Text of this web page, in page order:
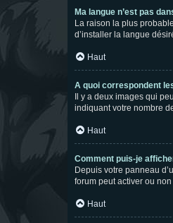
Ma langue n’est pas
La raison la plus
d’installer la langue
Haut
A quoi correspondent
Il y a deux images qui
indiquant votre nombre
Haut
Comment puis-je
Depuis votre panneau
forum peut activer ou
Haut